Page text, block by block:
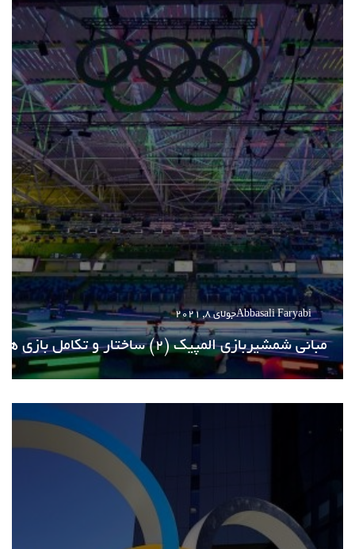
Abbasali Faryabiجولای 8, 2021
مبانی شمشیربازی المپیک (2) ساختار و تکامل بازی ها